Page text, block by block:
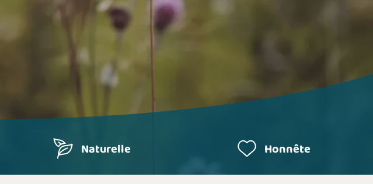
Naturelle Honnête